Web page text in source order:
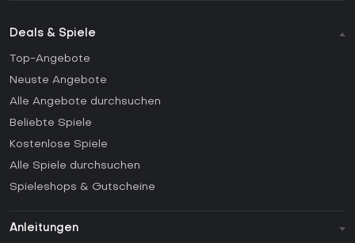
Deals & Spiele
Top-Angebote
Neuste Angebote
Alle Angebote durchsuchen
Beliebte Spiele
Kostenlose Spiele
Alle Spiele durchsuchen
Spieleshops & Gutscheine
Anleitungen